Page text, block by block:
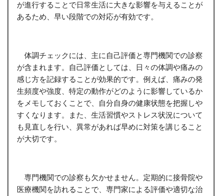
が進行することで日常生活に大きな影響を与えることが
あるため、早い段階での対応が有効です。
体調チェックには、主に自己評価と専門機関での診察
が含まれます。自己評価としては、日々の体調や痛みの
感じ方を記録することが効果的です。例えば、痛みの発
生頻度や強度、特定の動作がどのように影響しているか
をメモしておくことで、自分自身の健康状態を把握しや
すくなります。また、生活習慣やストレス状況について
も見直しを行い、異常があれば早めに対策を講じること
が大切です。
専門機関での診察も欠かせません。定期的に接骨院や
医療機関を訪れることで、専門家による評価や適切な治